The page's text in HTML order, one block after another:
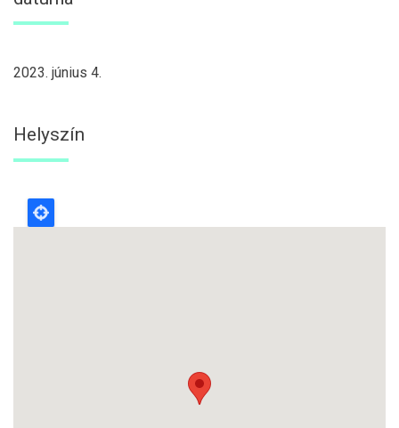
2023. június 4.
Helyszín